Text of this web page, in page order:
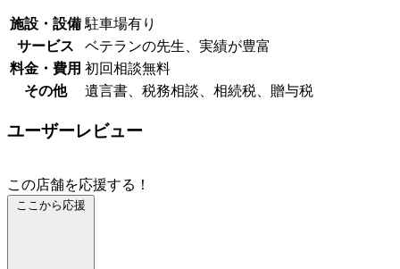
施設・設備 駐車場有り
サービス
ベテランの先生、実績が豊富
料金・費用 初回相談無料
その他
遺言書、税務相談、相続税、贈与税
ユーザーレビュー
この店舗を応援する！
ここから応援